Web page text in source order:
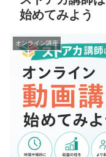
始めてみよう
オンライン講座